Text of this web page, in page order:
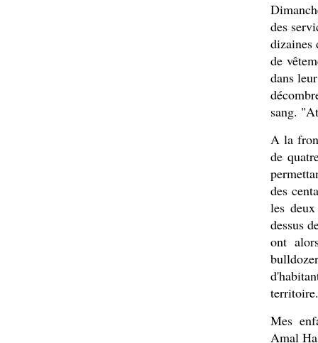
des
dizaines
de
dans
sang.
A la
de
des
les
dessus
ont
territoire.
Mes
Amal